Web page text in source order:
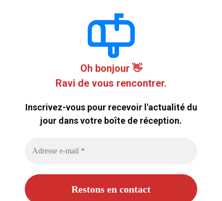
Oh bonjour 👋
Ravi de vous rencontrer.
Inscrivez-vous pour recevoir l'actualité du
jour dans votre boîte de réception.